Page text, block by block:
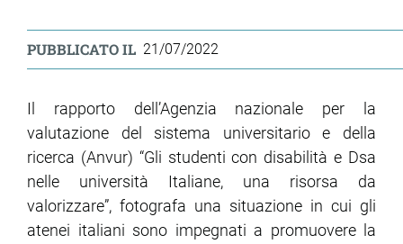
PUBBLICATO IL 21/07/2022
Il rapporto dell’Agenzia nazionale per la
valutazione del sistema universitario e della
ricerca (Anvur) “Gli studenti con disabilità e Dsa
nelle università Italiane, una risorsa da
valorizzare”, fotografa una situazione in cui gli
atenei italiani sono impegnati a promuovere la